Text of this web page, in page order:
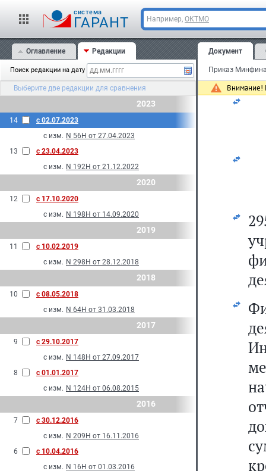
cистема
ГАРАНТ Например, ОКТМО
Оглавление Редакции
Поиск редакции на дату
Выберите две редакции для сравнения
2023
14
с 02.07.2023
с изм. N 56Н от 27.04.2023
13
с 23.04.2023
с изм. N 192Н от 21.12.2022
2020
12
с 17.10.2020
с изм. N 198Н от 14.09.2020
2019
11
с 10.02.2019
с изм. N 298Н от 28.12.2018
2018
10
с 08.05.2018
с изм. N 64Н от 31.03.2018
2017
9
с 29.10.2017
с изм. N 148Н от 27.09.2017
8
с 01.01.2017
с изм. N 124Н от 06.08.2015
2016
7
с 30.12.2016
с изм. N 209Н от 16.11.2016
6
с 10.04.2016
с изм. N 16Н от 01.03.2016
Документ
Внимание!